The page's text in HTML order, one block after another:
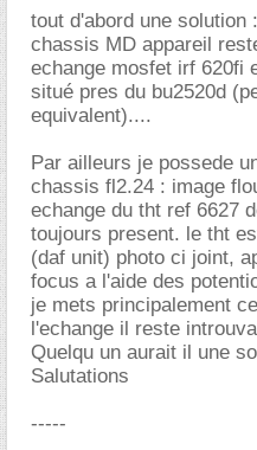
tout d'abord une solution
chassis MD appareil
echange mosfet irf 620fi
situé pres du bu2520d
equivalent)....
Par ailleurs je possede
chassis fl2.24 : image
echange du tht ref 6627
toujours present. le tht
(daf unit) photo ci joint,
focus a l'aide des
je mets principalement
l'echange il reste
Quelqu un aurait il une
Salutations
-----